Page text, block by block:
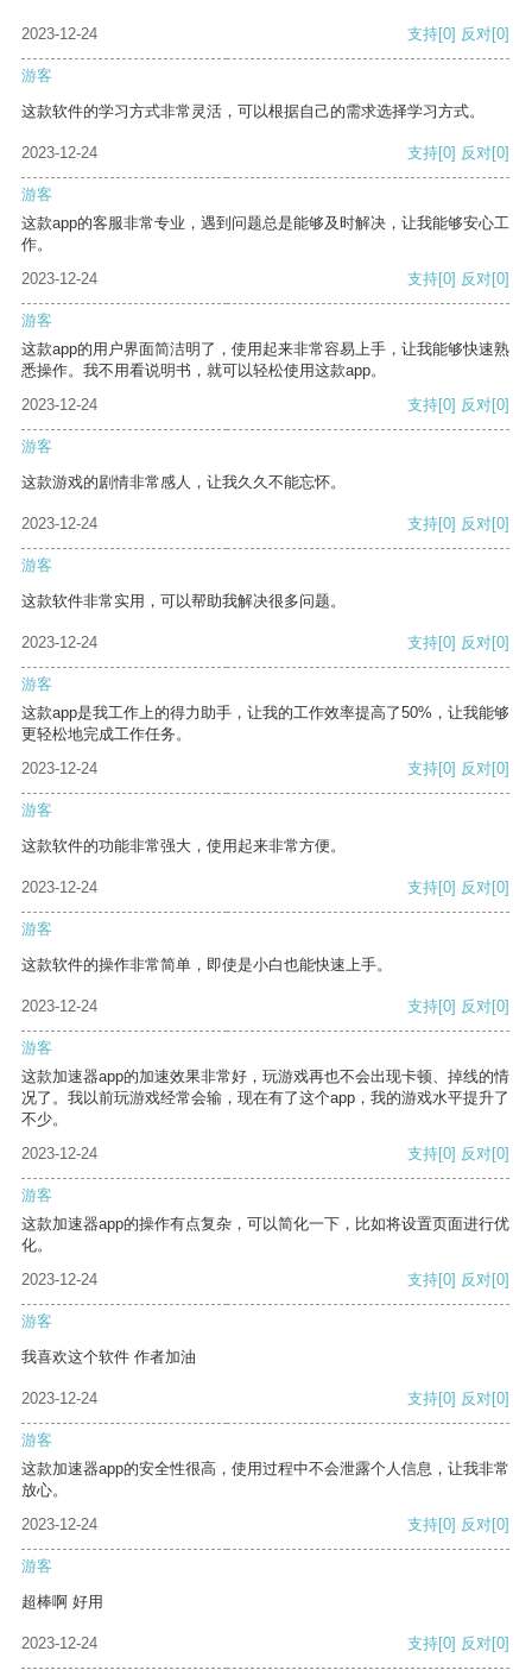
2023-12-24 支持[0] 反对[0]
游客
这款软件的学习方式非常灵活，可以根据自己的需求选择学习方式。
2023-12-24 支持[0] 反对[0]
游客
这款app的客服非常专业，遇到问题总是能够及时解决，让我能够安心工
作。
2023-12-24
支持[0] 反对[0]
游客
这款app的用户界面简洁明了，使用起来非常容易上手，让我能够快速熟
悉操作。我不用看说明书，就可以轻松使用这款app。
2023-12-24
支持[0] 反对[0]
游客
这款游戏的剧情非常感人，让我久久不能忘怀。
2023-12-24 支持[0] 反对[0]
游客
这款软件非常实用，可以帮助我解决很多问题。
2023-12-24 支持[0] 反对[0]
游客
这款app是我工作上的得力助手，让我的工作效率提高了50%，让我能够
更轻松地完成工作任务。
2023-12-24
支持[0] 反对[0]
游客
这款软件的功能非常强大，使用起来非常方便。
2023-12-24 支持[0] 反对[0]
游客
这款软件的操作非常简单，即使是小白也能快速上手。
2023-12-24 支持[0] 反对[0]
游客
这款加速器app的加速效果非常好，玩游戏再也不会出现卡顿、掉线的情
况了。我以前玩游戏经常会输，现在有了这个app，我的游戏水平提升了
不少。
2023-12-24
支持[0] 反对[0]
游客
这款加速器app的操作有点复杂，可以简化一下，比如将设置页面进行优
化。
2023-12-24
支持[0] 反对[0]
游客
我喜欢这个软件 作者加油
2023-12-24 支持[0] 反对[0]
游客
这款加速器app的安全性很高，使用过程中不会泄露个人信息，让我非常
放心。
2023-12-24
支持[0] 反对[0]
游客
超棒啊 好用
2023-12-24 支持[0] 反对[0]